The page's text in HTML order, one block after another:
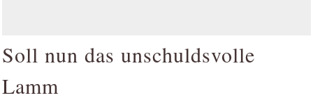
Soll nun das unschuldsvolle
Lamm